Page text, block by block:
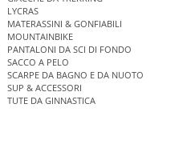
LYCRAS
MATERASSINI & GONFIABILI
MOUNTAINBIKE
PANTALONI DA SCI DI FONDO
SACCO A PELO
SCARPE DA BAGNO E DA NUOTO
SUP & ACCESSORI
TUTE DA GINNASTICA